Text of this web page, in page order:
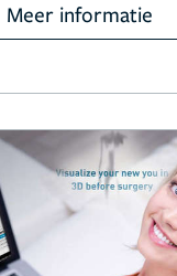
Meer informatie